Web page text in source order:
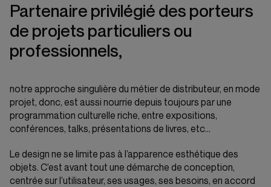
Partenaire privilégié des porteurs
de projets particuliers ou
professionnels,
notre approche singulière du métier de distributeur, en mode
projet, donc, est aussi nourrie depuis toujours par une
programmation culturelle riche, entre expositions,
conférences, talks, présentations de livres, etc…
Le design ne se limite pas à l’apparence esthétique des
objets. C’est avant tout une démarche de conception,
centrée sur l’utilisateur, ses usages, ses besoins, en accord